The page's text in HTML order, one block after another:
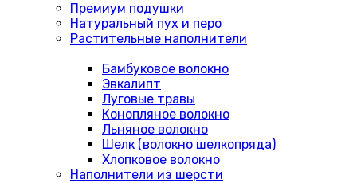
Премиум подушки
Натуральный пух и перо
Растительные наполнители
Бамбуковое волокно
Эвкалипт
Луговые травы
Конопляное волокно
Льняное волокно
Шелк (волокно шелкопряда)
Хлопковое волокно
Наполнители из шерсти